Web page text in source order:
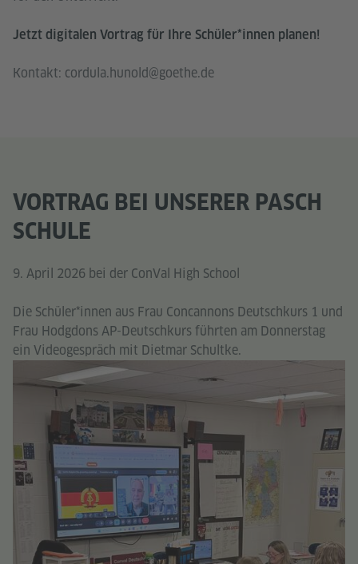
Jetzt digitalen Vortrag für Ihre Schüler*innen planen!
Kontakt: cordula.hunold@goethe.de
VORTRAG BEI UNSERER PASCH
SCHULE
9. April 2026 bei der ConVal High School
Die Schüler*innen aus Frau Concannons Deutschkurs 1 und
Frau Hodgdons AP-Deutschkurs führten am Donnerstag
ein Videogespräch mit Dietmar Schultke.